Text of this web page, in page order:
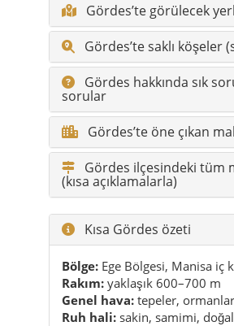
Gördes’te görülecek
Gördes’te saklı köşeler
Gördes hakkında sık
sorular
Gördes’te öne çıkan
Gördes ilçesindeki tüm
(kısa açıklamalarla)
Kısa Gördes özeti
Bölge: Ege Bölgesi, Manisa iç
Rakım: yaklaşık 600–700 m
Genel hava: tepeler,
Ruh hali: sakin, samimi, doğal